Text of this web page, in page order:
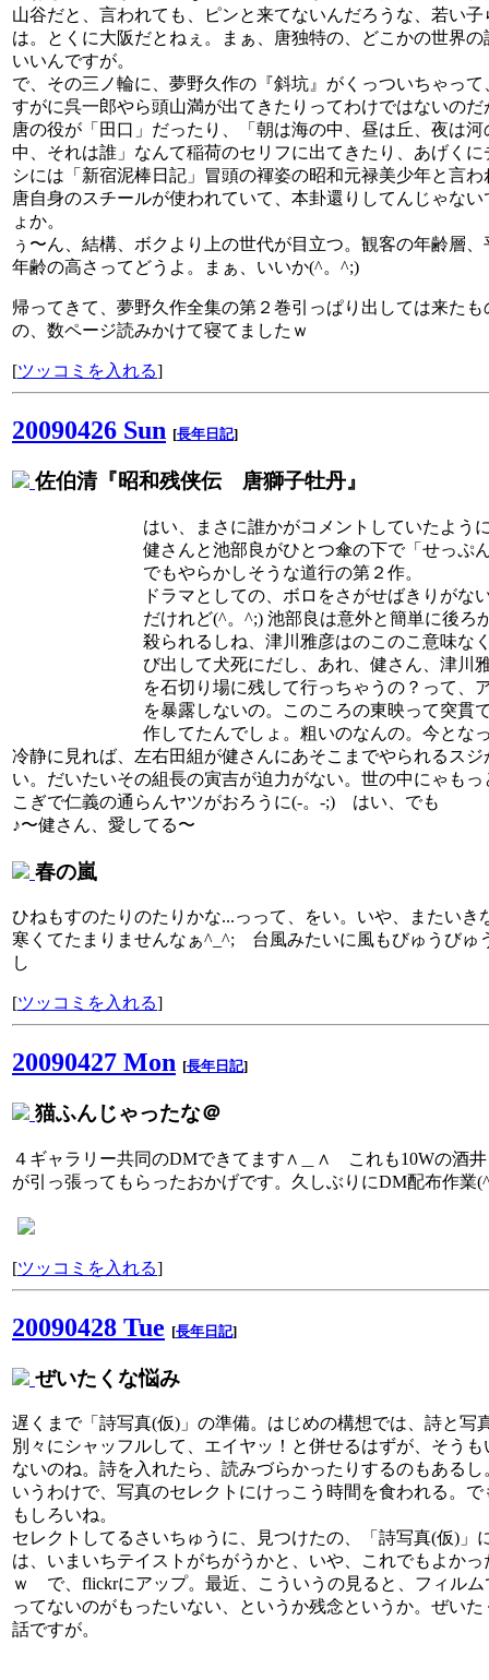
山谷だと、言われても、ピンと来てないんだろうな、若い子
は。とくに大阪だとねぇ。まぁ、唐独特の、どこかの世界の
いいんですが。
で、その三ノ輪に、夢野久作の『斜坑』がくっついちゃって
すがに呉一郎やら頭山満が出てきたりってわけではないのだ
唐の役が「田口」だったり、「朝は海の中、昼は丘、夜は河
中、それは誰」なんて稲荷のセリフに出てきたり、あげくに
シには「新宿泥棒日記」冒頭の褌姿の昭和元禄美少年と言わ
唐自身のスチールが使われていて、本卦還りしてんじゃない
ょか。
ぅ〜ん、結構、ボクより上の世代が目立つ。観客の年齢層、
年齢の高さってどうよ。まぁ、いいか(^。^;)
帰ってきて、夢野久作全集の第２巻引っぱり出しては来たも
の、数ページ読みかけて寝てましたｗ
[ツッコミを入れる]
20090426 Sun [長年日記]
佐伯清『昭和残侠伝 唐獅子牡丹』
はい、まさに誰かがコメントしていたよう
健さんと池部良がひとつ傘の下で「せっぷ
でもやらかしそうな道行の第２作。
ドラマとしての、ボロをさがせばきりがな
だけれど(^。^;) 池部良は意外と簡単に後ろ
殺られるしね、津川雅彦はのこのこ意味な
び出して犬死にだし、あれ、健さん、津川
を石切り場に残して行っちゃうの？って、
を暴露しないの。このころの東映って突貫
作してたんでしょ。粗いのなんの。今とな
冷静に見れば、左右田組が健さんにあそこまでやられるスジ
い。だいたいその組長の寅吉が迫力がない。世の中にゃもっ
こぎで仁義の通らんヤツがおろうに(-。-;) はい、でも
♪〜健さん、愛してる〜
春の嵐
ひねもすのたりのたりかな...っって、をい。いや、またいき
寒くてたまりませんなぁ^_^; 台風みたいに風もびゅうびゅ
し
[ツッコミを入れる]
20090427 Mon [長年日記]
猫ふんじゃったな＠
４ギャラリー共同のDMできてます∧＿∧ これも10Wの酒
が引っ張ってもらったおかげです。久しぶりにDM配布作業
[ツッコミを入れる]
20090428 Tue [長年日記]
ぜいたくな悩み
遅くまで「詩写真(仮)」の準備。はじめの構想では、詩と写
別々にシャッフルして、エイヤッ！と併せるはずが、そうも
ないのね。詩を入れたら、読みづらかったりするのもあるし
いうわけで、写真のセレクトにけっこう時間を食われる。で
もしろいね。
セレクトしてるさいちゅうに、見つけたの、「詩写真(仮)」
は、いまいちテイストがちがうかと、いや、これでもよかっ
ｗ で、flickrにアップ。最近、こういうの見ると、フィルム
ってないのがもったいない、というか残念というか。ぜいた
話ですが。